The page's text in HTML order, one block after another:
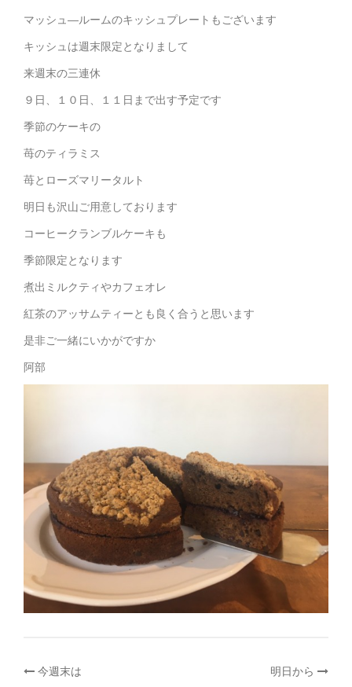
マッシュ―ルームのキッシュプレートもございます
キッシュは週末限定となりまして
来週末の三連休
９日、１０日、１１日まで出す予定です
季節のケーキの
苺のティラミス
苺とローズマリータルト
明日も沢山ご用意しております
コーヒークランブルケーキも
季節限定となります
煮出ミルクティやカフェオレ
紅茶のアッサムティーとも良く合うと思います
是非ご一緒にいかがですか
阿部
投
今週末は 明日から